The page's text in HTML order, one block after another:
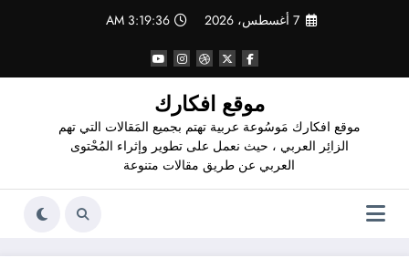
7 أغسطس، 2026 3:19:37 AM
موقع افكارك
موقع افكارك مَوسُوعة عربية تهتم بجميع المَقالات التي تهم
الزائِر العربي ، حيث نعمل على تطوير وإثراء المُحْتوى
العربي عن طريق مقالات متنوعة